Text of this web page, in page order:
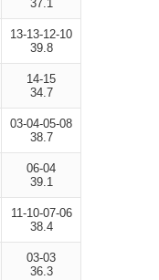
37.1
13-13-12-10
39.8
14-15
34.7
03-04-05-08
38.7
06-04
39.1
11-10-07-06
38.4
03-03
36.3